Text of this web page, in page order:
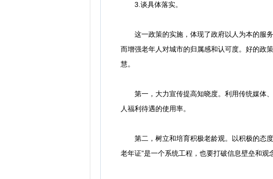
3.谈具体落实。
这一政策的实施，体现了政府以人为本的服务
而增强老年人对城市的归属感和认可度。好的政
慧。
第一，大力宣传提高知晓度。利用传统媒体、
人福利待遇的使用率。
第二，树立和培育积极老龄观。以积极的态度
老年证”是一个系统工程，也要打破信息壁垒和